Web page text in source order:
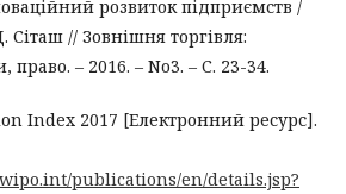
розвиток підприємств /
// Зовнішня торгівля:
право. – 2016. – No3. – С. 23-34.
Index 2017 [Електронний ресурс].
publications/en/details.jsp?